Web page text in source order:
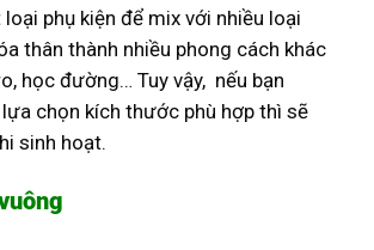
phụ kiện để mix với nhiều loại
thân thành nhiều phong cách khác
học đường… Tuy vậy, nếu bạn
chọn kích thước phù hợp thì sẽ
sinh hoạt.